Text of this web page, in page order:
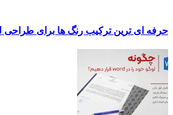
حرفه ای ترین ترکیب رنگ ها برای